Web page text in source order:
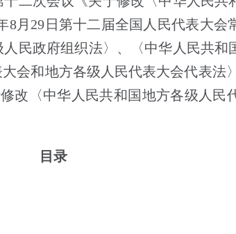
8月 29 日第十二届全国人民代表大会
民政府组织法〉、〈中华人民共和
会和地方各级人民代表大会代表法
改〈中华人民共和国地方各级人民
目录